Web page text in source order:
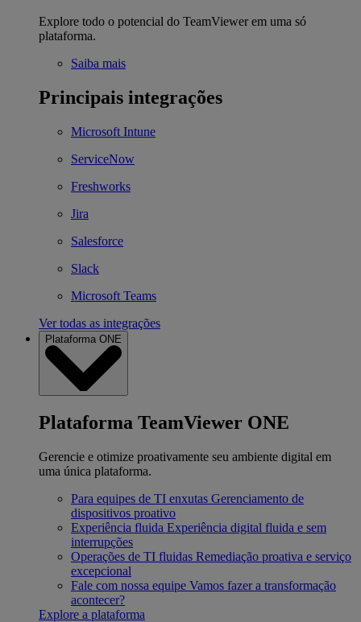
Explore todo o potencial do TeamViewer em uma só
plataforma.
Saiba mais
Principais integrações
Microsoft Intune
ServiceNow
Freshworks
Jira
Salesforce
Slack
Microsoft Teams
Ver todas as integrações
Plataforma ONE
Plataforma TeamViewer ONE
Gerencie e otimize proativamente seu ambiente digital em
uma única plataforma.
Para equipes de TI enxutas Gerenciamento de
dispositivos proativo
Experiência fluida Experiência digital fluida e sem
interrupções
Operações de TI fluidas Remediação proativa e serviço
excepcional
Fale com nossa equipe Vamos fazer a transformação
acontecer?
Explore a plataforma